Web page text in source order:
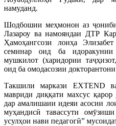
намуданд.
Шодбошии меҳмонон аз ҷониби
Лазароу ва намояндаи ДТР
Ҳамоҳангсози лоиҳа
семинар оид ба
мушкилот (харидории
оид ба омодасозии
Такшили маркази EXTEND
мавриди диққати махсус
дар амалишаии идеяи асосии
муҳандисӣ тавассути
усулҳои нави педагогӣ”